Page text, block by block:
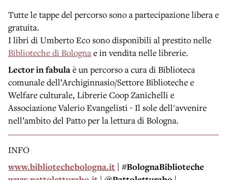
Tutte le tappe del percorso sono a partecipazione libera e
gratuita.
I libri di Umberto Eco sono disponibili al prestito nelle
Biblioteche di Bologna e in vendita nelle librerie.
Lector in fabulaè un percorso a cura di Biblioteca
comunale dell’Archiginnasio/Settore Biblioteche e
Welfare culturale, Librerie Coop Zanichelli e
Associazione Valerio Evangelisti - Il sole dell'avvenire
nell’ambito del Patto per la lettura di Bologna.
INFO
www.bibliotechebologna.it | #BolognaBiblioteche